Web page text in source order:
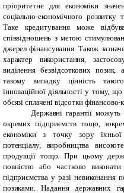
пріоритетне для економіки
соціально-економічного розвитку
Таке кредитування може
співвідношень з метою
джерел фінансування. Також
характер використання,
виділення безвідсоткових
такому випадку цінність
інноваційної діяльності у тому,
обсязі сплачені відсотки
Державні гарантії
окремих підприємств тощо,
економіки з точку зору їхньої
потенціалу, виробництва
продукції тощо. При цьому
повністю або частково
підприємства у разі невиконання
позиками. Надання державних